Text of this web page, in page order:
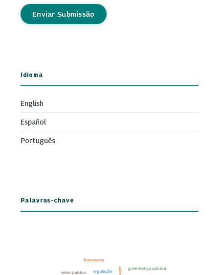
Enviar Submissão
Idioma
English
Español
Português
Palavras-chave